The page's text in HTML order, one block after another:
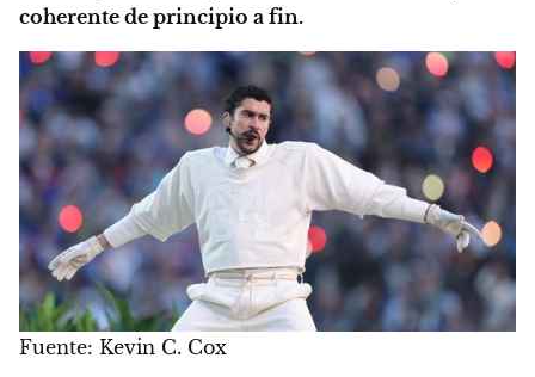
coherente de principio a fin.
Fuente: Kevin C. Cox